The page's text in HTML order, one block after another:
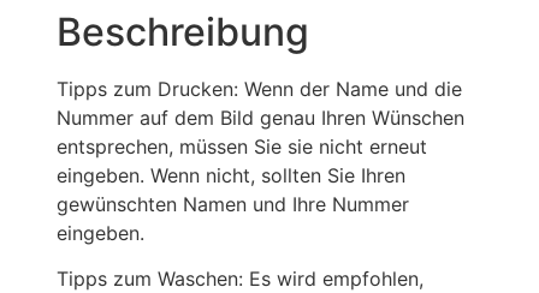
Beschreibung
Tipps zum Drucken: Wenn der Name und die
Nummer auf dem Bild genau Ihren Wünschen
entsprechen, müssen Sie sie nicht erneut
eingeben. Wenn nicht, sollten Sie Ihren
gewünschten Namen und Ihre Nummer
eingeben.
Tipps zum Waschen: Es wird empfohlen,